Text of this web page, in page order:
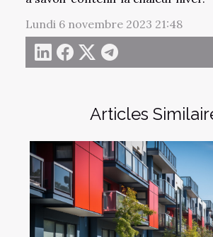
Articles
Lundi 6 novembre 2023 21:48